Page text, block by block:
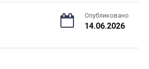
Опубликовано
14.06.2026